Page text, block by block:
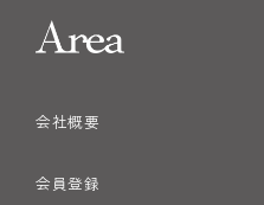
会社概要
会員登録